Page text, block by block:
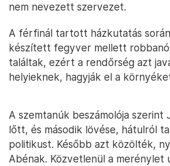
nem nevezett szervezet.
A férfinál tartott házkutatás
készített fegyver mellett
találtak, ezért a rendőrség azt
helyieknek, hagyják el a
A szemtanúk beszámolója szerint
lőtt, és második lövése, hátulról
politikust. Később azt közölték,
Abénak. Közvetlenül a merénylet